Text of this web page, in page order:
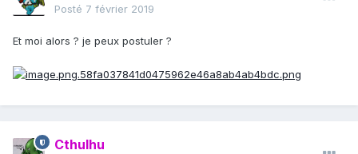
Posté 7 février 2019
Et moi alors ? je peux postuler ?
Cthulhu